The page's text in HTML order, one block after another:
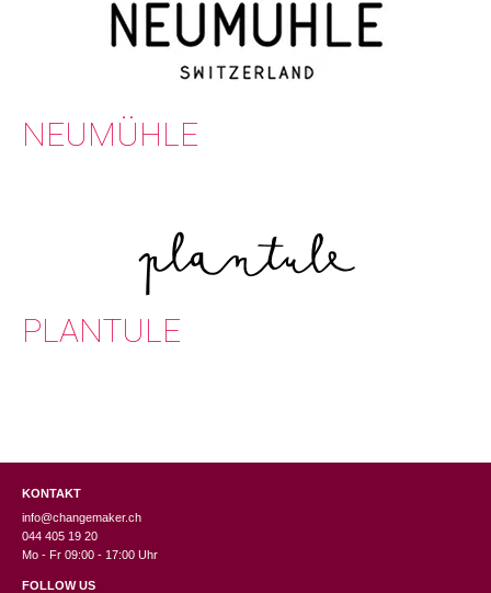
NEUMÜHLE
PLANTULE
KONTAKT
info@changemaker.ch
044 405 19 20
Mo - Fr 09:00 - 17:00 Uhr
FOLLOW US